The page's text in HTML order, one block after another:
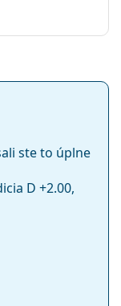
ste to úplne
D +2.00,